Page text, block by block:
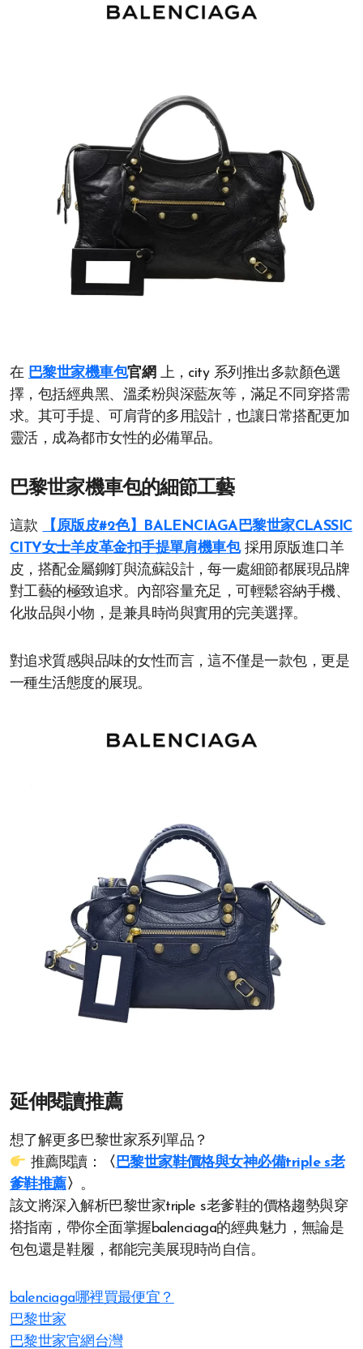
在 巴黎世家機車包官網上，city 系列推出多款顏色選
擇，包括經典黑、溫柔粉與深藍灰等，滿足不同穿搭需
求。其可手提、可肩背的多用設計，也讓日常搭配更加
靈活，成為都市女性的必備單品。
巴黎世家機車包的細節工藝
這款
【原版皮#2色】BALENCIAGA巴黎世家CLASSIC
CITY女士羊皮革金扣手提單肩機車包採用原版進口羊
皮，搭配金屬鉚釘與流蘇設計，每一處細節都展現品牌
對工藝的極致追求。內部容量充足，可輕鬆容納手機、
化妝品與小物，是兼具時尚與實用的完美選擇。
對追求質感與品味的女性而言，這不僅是一款包，更是
一種生活態度的展現。
延伸閱讀推薦
想了解更多巴黎世家系列單品？
推薦閱讀：
〈巴黎世家鞋價格與女神必備triple s老
爹鞋推薦〉 。
該文將深入解析巴黎世家triple s老爹鞋的價格趨勢與穿
搭指南，帶你全面掌握balenciaga的經典魅力，無論是
包包還是鞋履，都能完美展現時尚自信。
balenciaga哪裡買最便宜？
巴黎世家
巴黎世家官網台灣